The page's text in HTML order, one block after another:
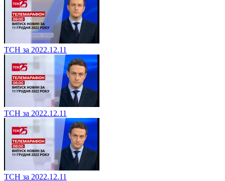
ТСН за 2022.12.11
ТСН за 2022.12.11
ТСН за 2022.12.11